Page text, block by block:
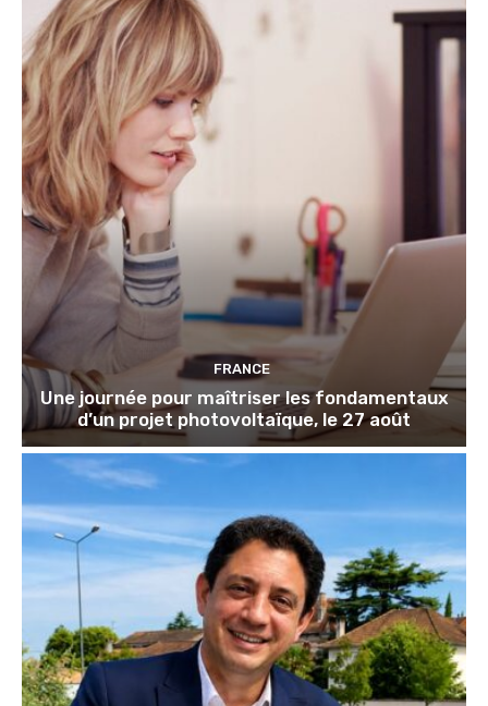
FRANCE
Une journée pour maîtriser les fondamentaux
d’un projet photovoltaïque, le 27 août